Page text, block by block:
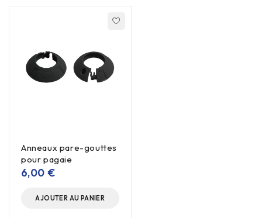
Anneaux pare-gouttes
pour pagaie
6,00 €
AJOUTER AU PANIER